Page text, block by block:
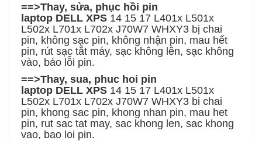
==>Thay, sửa, phục hồi pin
laptop DELL XPS 14 15 17 L401x L501x
L502x L701x L702x J70W7 WHXY3 bị chai
pin, không sạc pin, không nhận pin, mau hết
pin, rút sạc tắt máy, sạc không lên, sạc không
vào, báo lỗi pin.
==>Thay, sua, phuc hoi pin
laptop DELL XPS 14 15 17 L401x L501x
L502x L701x L702x J70W7 WHXY3 bi chai
pin, khong sac pin, khong nhan pin, mau het
pin, rut sac tat may, sac khong len, sac khong
vao, bao loi pin.